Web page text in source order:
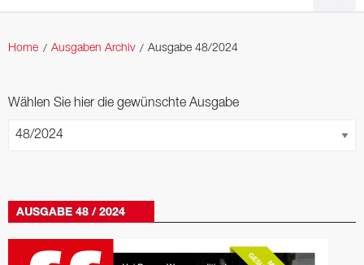
Home Ausgaben Archiv Ausgabe 48/2024
Wählen Sie hier die gewünschte Ausgabe
AUSGABE 48 / 2024